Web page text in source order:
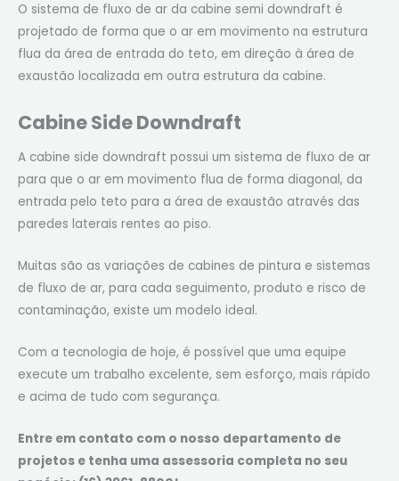
O sistema de fluxo de ar da cabine semi downdraft é
projetado de forma que o ar em movimento na estrutura
flua da área de entrada do teto, em direção à área de
exaustão localizada em outra estrutura da cabine.
Cabine Side Downdraft
A cabine side downdraft possui um sistema de fluxo de ar
para que o ar em movimento flua de forma diagonal, da
entrada pelo teto para a área de exaustão através das
paredes laterais rentes ao piso.
Muitas são as variações de cabines de pintura e sistemas
de fluxo de ar, para cada seguimento, produto e risco de
contaminação, existe um modelo ideal.
Com a tecnologia de hoje, é possível que uma equipe
execute um trabalho excelente, sem esforço, mais rápido
e acima de tudo com segurança.
Entre em contato com o nosso departamento de
projetos e tenha uma assessoria completa no seu